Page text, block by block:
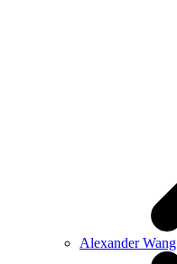
Alexander Wang